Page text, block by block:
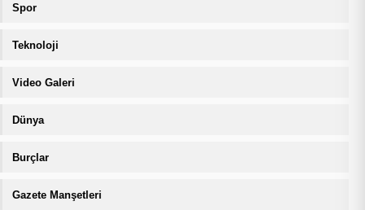
Spor
Teknoloji
Video Galeri
Dünya
Burçlar
Gazete Manşetleri